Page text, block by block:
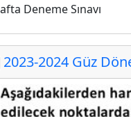
Deneme Sınavı
2023-2024 Güz